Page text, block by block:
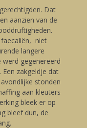
Dat
aanzien van de
faecaliën, niet
langere
gegenereerd
zakgeldje dat
stonden
aan kleuters
bleek er op
bleef dun, de